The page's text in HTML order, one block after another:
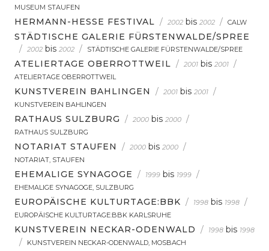
MUSEUM STAUFEN
HERMANN-HESSE FESTIVAL / 2002 bis 2002 / CALW
STÄDTISCHE GALERIE FÜRSTENWALDE/SPREE
/ 2002 bis 2002 / STÄDTISCHE GALERIE FÜRSTENWALDE/SPREE
ATELIERTAGE OBERROTTWEIL / 2001 bis 2001 /
ATELIERTAGE OBERROTTWEIL
KUNSTVEREIN BAHLINGEN / 2001 bis 2001 /
KUNSTVEREIN BAHLINGEN
RATHAUS SULZBURG / 2000 bis 2000 /
RATHAUS SULZBURG
NOTARIAT STAUFEN / 2000 bis 2000 /
NOTARIAT, STAUFEN
EHEMALIGE SYNAGOGE / 1999 bis 1999 /
EHEMALIGE SYNAGOGE, SULZBURG
EUROPÄISCHE KULTURTAGE:BBK / 1998 bis 1998 /
EUROPÄISCHE KULTURTAGE:BBK KARLSRUHE
KUNSTVEREIN NECKAR-ODENWALD / 1998 bis 1998
/ KUNSTVEREIN NECKAR-ODENWALD, MOSBACH